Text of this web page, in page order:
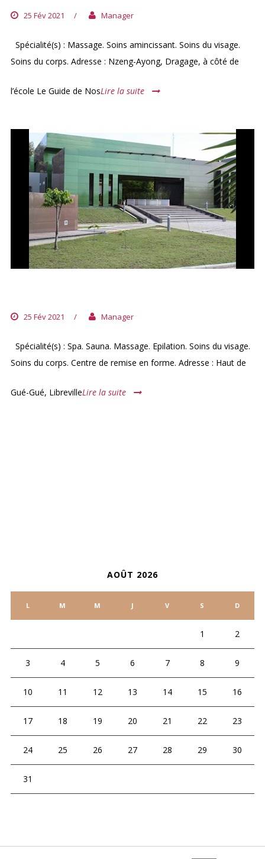
25 Fév 2021 / Manager
Spécialité(s) : Massage. Soins amincissant. Soins du visage.
Soins du corps. Adresse : Nzeng-Ayong, Dragage, à côté de
l’école Le Guide de NosLire la suite
25 Fév 2021 / Manager
Spécialité(s) : Spa. Sauna. Massage. Epilation. Soins du visage.
Soins du corps. Centre de remise en forme. Adresse : Haut de
Gué-Gué, LibrevilleLire la suite
AOÛT 2026
L M M J V S D
1 2
3 4 5 6 7 8 9
10 11 12 13 14 15 16
17 18 19 20 21 22 23
24 25 26 27 28 29 30
31